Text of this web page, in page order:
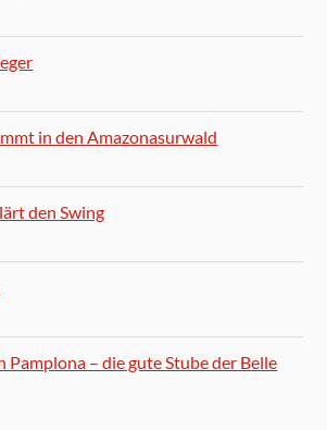
in den Amazonasurwald
den Swing
Pamplona – die gute Stube der Belle